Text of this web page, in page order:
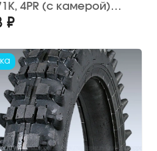
4PR (с камерой)
Урал, Днепр,
₽